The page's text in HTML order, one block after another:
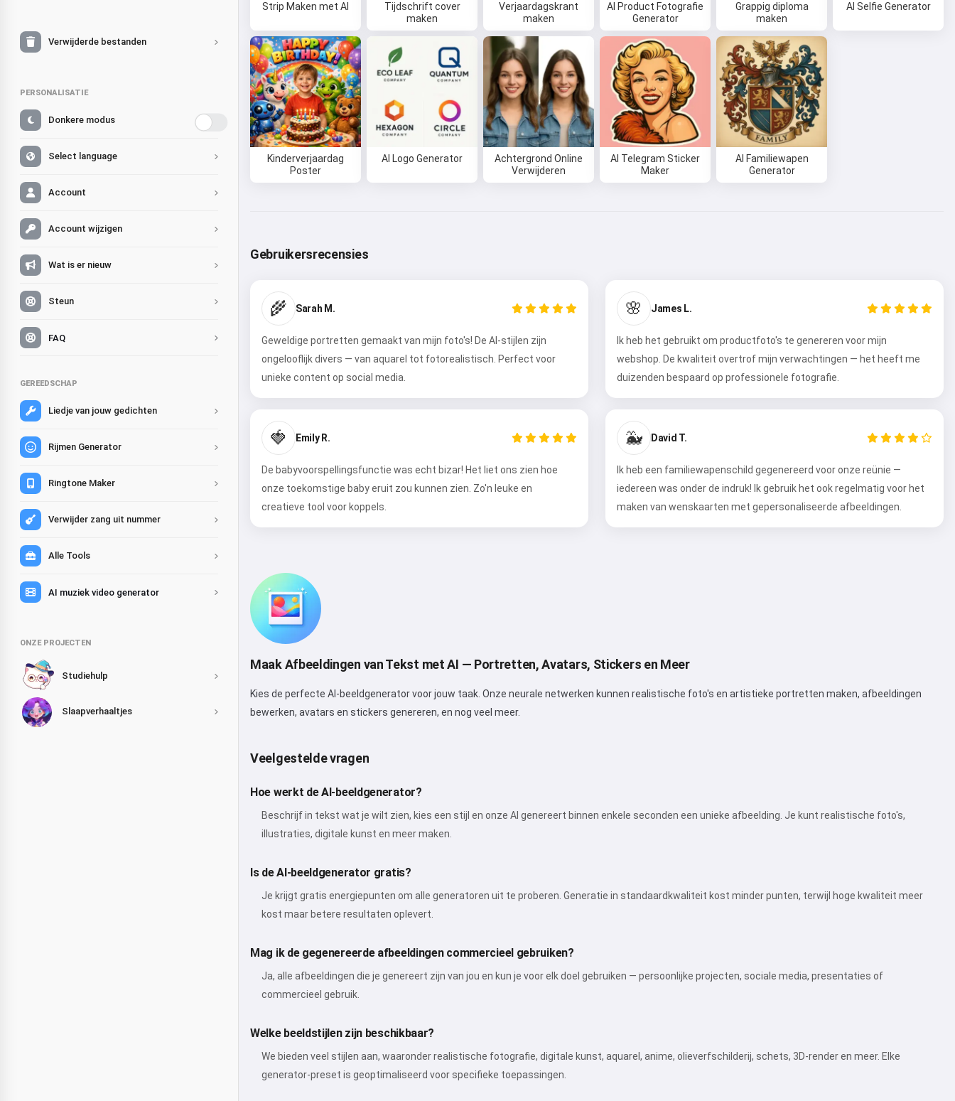
Verwijderde bestanden
PERSONALISATIE
Donkere modus
Select language
Account
Account wijzigen
Wat is er nieuw
Steun
FAQ
GEREEDSCHAP
Liedje van jouw gedichten
Rijmen Generator
Ringtone Maker
Verwijder zang uit nummer
Alle Tools
AI muziek video generator
ONZE PROJECTEN
Studiehulp
Slaapverhaaltjes
Strip Maken met AI
Tijdschrift cover
maken
Verjaardagskrant
maken
AI Product Fotografie
Generator
Grappig diploma
maken
AI Selfie Generator
Kinderverjaardag
Poster
AI Logo Generator
Achtergrond Online
Verwijderen
AI Telegram Sticker
Maker
AI Familiewapen
Generator
Gebruikersrecensies
🌾 Sarah M.
Geweldige portretten gemaakt van mijn foto's! De AI-stijlen zijn
ongelooflijk divers — van aquarel tot fotorealistisch. Perfect voor
unieke content op social media.
🌸 James L.
Ik heb het gebruikt om productfoto's te genereren voor mijn
webshop. De kwaliteit overtrof mijn verwachtingen — het heeft me
duizenden bespaard op professionele fotografie.
🍓 Emily R.
De babyvoorspellingsfunctie was echt bizar! Het liet ons zien hoe
onze toekomstige baby eruit zou kunnen zien. Zo'n leuke en
creatieve tool voor koppels.
🐳 David T.
Ik heb een familiewapenschild gegenereerd voor onze reünie —
iedereen was onder de indruk! Ik gebruik het ook regelmatig voor het
maken van wenskaarten met gepersonaliseerde afbeeldingen.
Maak Afbeeldingen van Tekst met AI — Portretten, Avatars, Stickers en Meer
Kies de perfecte AI-beeldgenerator voor jouw taak. Onze neurale netwerken kunnen realistische foto's en artistieke portretten maken, afbeeldingen
bewerken, avatars en stickers genereren, en nog veel meer.
Veelgestelde vragen
Hoe werkt de AI-beeldgenerator?
Beschrijf in tekst wat je wilt zien, kies een stijl en onze AI genereert binnen enkele seconden een unieke afbeelding. Je kunt realistische foto's,
illustraties, digitale kunst en meer maken.
Is de AI-beeldgenerator gratis?
Je krijgt gratis energiepunten om alle generatoren uit te proberen. Generatie in standaardkwaliteit kost minder punten, terwijl hoge kwaliteit meer
kost maar betere resultaten oplevert.
Mag ik de gegenereerde afbeeldingen commercieel gebruiken?
Ja, alle afbeeldingen die je genereert zijn van jou en kun je voor elk doel gebruiken — persoonlijke projecten, sociale media, presentaties of
commercieel gebruik.
Welke beeldstijlen zijn beschikbaar?
We bieden veel stijlen aan, waaronder realistische fotografie, digitale kunst, aquarel, anime, olieverfschilderij, schets, 3D-render en meer. Elke
generator-preset is geoptimaliseerd voor specifieke toepassingen.
Probeer het
Ik accepteer: Gebruiksvoorwaarden,